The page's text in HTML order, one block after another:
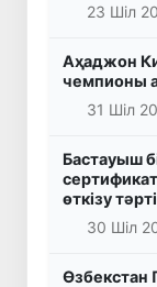
23 Шіл
Аҳаджон
чемпионы
31 Шіл
Бастауыш
өткізу
30 Шіл
Өзбекстан